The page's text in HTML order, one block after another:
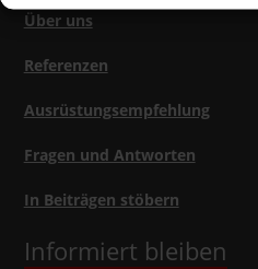
Über uns
Referenzen
Ausrüstungsempfehlung
Fragen und Antworten
In Beiträgen stöbern
Informiert bleiben